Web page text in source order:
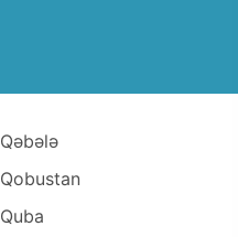
Qəbələ
Qobustan
Quba